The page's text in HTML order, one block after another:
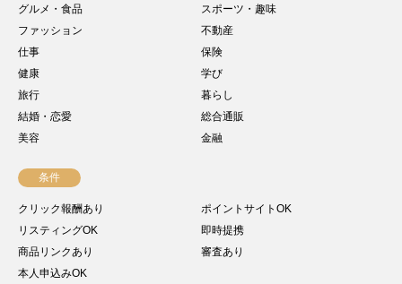
グルメ・食品
スポーツ・趣味
ファッション
不動産
仕事
保険
健康
学び
旅行
暮らし
結婚・恋愛
総合通販
美容
金融
条件
クリック報酬あり
ポイントサイトOK
リスティングOK
即時提携
商品リンクあり
審査あり
本人申込みOK